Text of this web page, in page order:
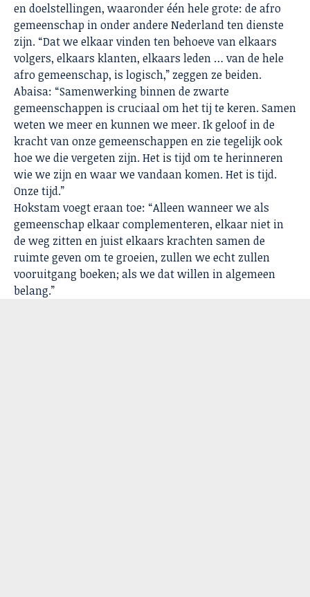
en doelstellingen, waaronder één hele grote: de afro
gemeenschap in onder andere Nederland ten dienste
zijn. “Dat we elkaar vinden ten behoeve van elkaars
volgers, elkaars klanten, elkaars leden … van de hele
afro gemeenschap, is logisch,” zeggen ze beiden.
Abaisa: “Samenwerking binnen de zwarte
gemeenschappen is cruciaal om het tij te keren. Samen
weten we meer en kunnen we meer. Ik geloof in de
kracht van onze gemeenschappen en zie tegelijk ook
hoe we die vergeten zijn. Het is tijd om te herinneren
wie we zijn en waar we vandaan komen. Het is tijd.
Onze tijd.”
Hokstam voegt eraan toe: “Alleen wanneer we als
gemeenschap elkaar complementeren, elkaar niet in
de weg zitten en juist elkaars krachten samen de
ruimte geven om te groeien, zullen we echt zullen
vooruitgang boeken; als we dat willen in algemeen
belang.”